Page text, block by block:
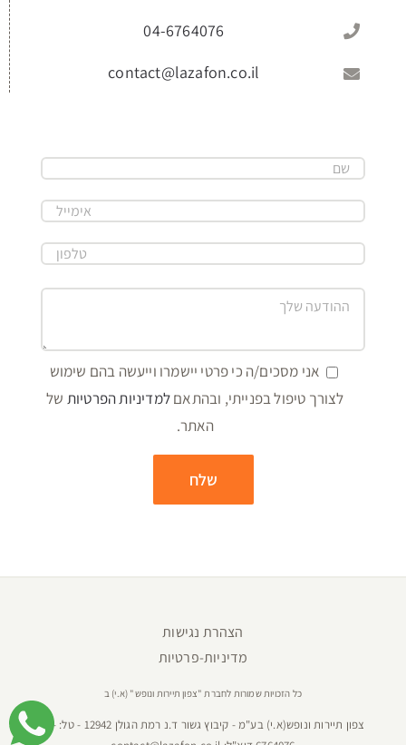
04-6764076
contact@lazafon.co.il
אני מסכים/ה כי פרטי יישמרו וייעשה בהם שימוש
לצורך טיפול בפנייתי, ובהתאםלמדיניות הפרטיות של
האתר.
הצהרת נגישות
מדיניות-פרטיות
כל הזכויות שמורות לחברת "צפון תיירות ונופש" (א.י) ב
צפון תיירות ונופש(א.י) בע"מ - קיבוץ גשור ד.נ רמת הגולן 12942 - טל:
04-